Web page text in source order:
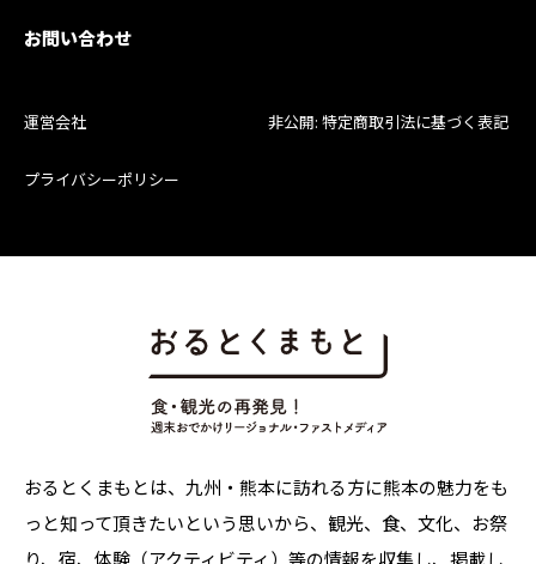
お問い合わせ
運営会社 非公開: 特定商取引法に基づく表記
プライバシーポリシー
おるとくまもとは、九州・熊本に訪れる方に熊本の魅力をも
っと知って頂きたいという思いから、観光、食、文化、お祭
り、宿、体験（アクティビティ）等の情報を収集し、掲載し